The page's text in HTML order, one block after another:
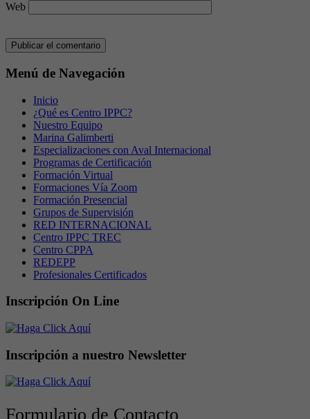
Web
Menú de Navegación
Inicio
¿Qué es Centro IPPC?
Nuestro Equipo
Marina Galimberti
Especializaciones con Aval Internacional
Programas de Certificación
Formación Virtual
Formaciones Vía Zoom
Formación Presencial
Grupos de Supervisión
RED INTERNACIONAL
Centro IPPC TREC
Centro CPPA
REDEPP
Profesionales Certificados
Inscripción On Line
Inscripción a nuestro Newsletter
Formulario de Contacto